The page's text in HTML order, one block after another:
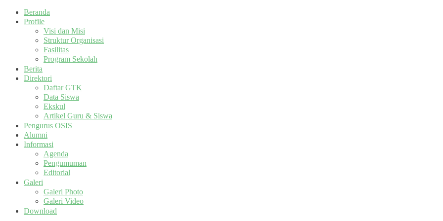
Beranda
Profile
Visi dan Misi
Struktur Organisasi
Fasilitas
Program Sekolah
Berita
Direktori
Daftar GTK
Data Siswa
Ekskul
Artikel Guru & Siswa
Pengurus OSIS
Alumni
Informasi
Agenda
Pengumuman
Editorial
Galeri
Galeri Photo
Galeri Video
Download